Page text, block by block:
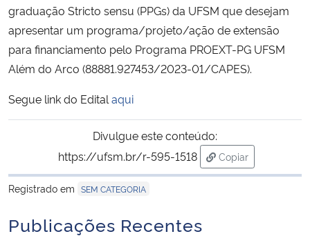
Ministério do Turismo
Ministério do Desenvolvimento Regional
Secretaria-Geral
Secretaria de Governo
Gabinete de Segurança Institucional
graduação Stricto sensu (PPGs) da UFSM que desejam
apresentar um programa/projeto/ação de extensão
para financiamento pelo Programa PROEXT-PG UFSM
Além do Arco (88881.927453/2023-01/CAPES).
Segue link do Edital aqui
Divulgue este conteúdo:
https://ufsm.br/r-595-1518
Copiar
para área de
Registrado em SEM CATEGORIA
Publicações Recentes